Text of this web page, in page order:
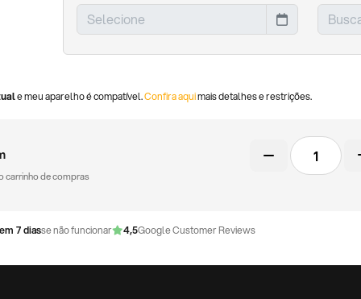
e meu aparelho é compatível.Confira aquimais detalhes e restrições.
carrinho de compras
Chip
virtual
7 diasse não funcionar 4,5Google Customer Reviews